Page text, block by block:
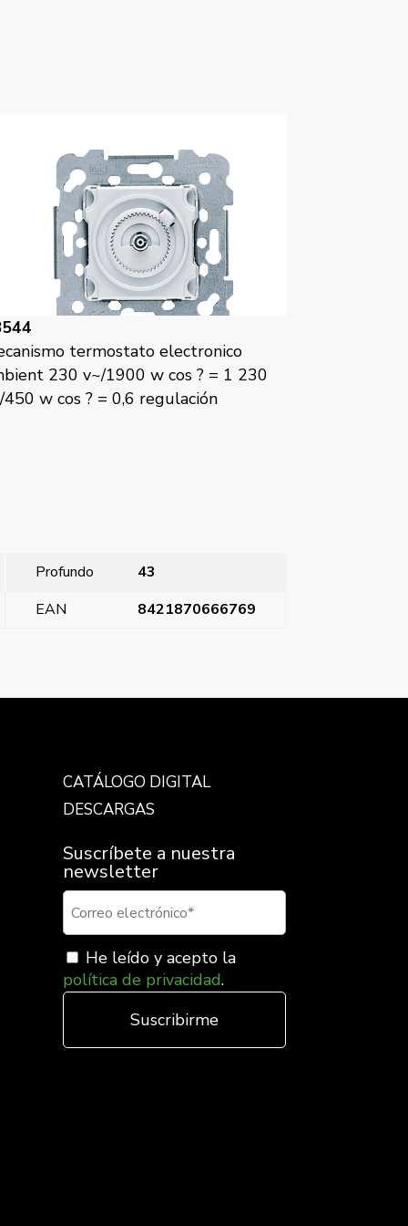
termostato electronico
230 v~/1900 w cos ? = 1 230
450 w cos ? = 0,6 regulación
Profundo
43
EAN 8421870666769
CATÁLOGO DIGITAL
DESCARGAS
Suscríbete a nuestra
newsletter
He leído y acepto la
política de privacidad.